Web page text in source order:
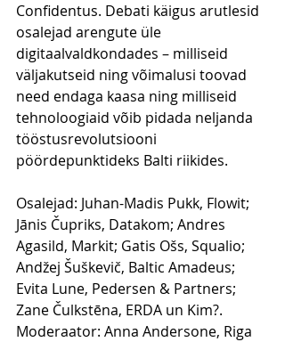
Confidentus. Debati käigus arutlesid
osalejad arengute üle
digitaalvaldkondades – milliseid
väljakutseid ning võimalusi toovad
need endaga kaasa ning milliseid
tehnoloogiaid võib pidada neljanda
tööstusrevolutsiooni
pöördepunktideks Balti riikides.
Osalejad: Juhan-Madis Pukk, Flowit;
Jānis Čupriks, Datakom; Andres
Agasild, Markit; Gatis Ošs, Squalio;
Andžej Šuškevič, Baltic Amadeus;
Evita Lune, Pedersen & Partners;
Zane Čulkstēna, ERDA un Kim?.
Moderaator: Anna Andersone, Riga